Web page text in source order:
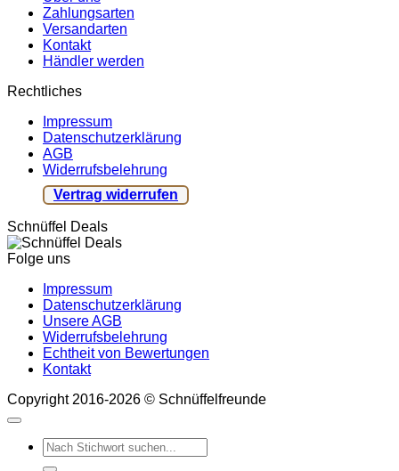
Zahlungsarten
Versandarten
Kontakt
Händler werden
Rechtliches
Impressum
Datenschutzerklärung
AGB
Widerrufsbelehrung
Vertrag widerrufen
Schnüffel Deals
Folge uns
Impressum
Datenschutzerklärung
Unsere AGB
Widerrufsbelehrung
Echtheit von Bewertungen
Kontakt
Copyright 2016-2026 © Schnüffelfreunde
Suchen
nach: